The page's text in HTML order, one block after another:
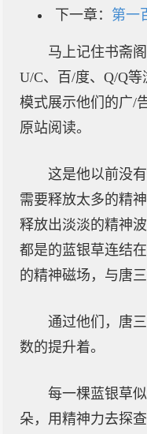
下一章： 第一
马上记住书斋
U/C、百/度、Q/Q
模式展示他们的广/
原站阅读。
这是他以前没
需要释放太多的精
释放出淡淡的精神
都是的蓝银草连结
的精神磁场，与唐
通过他们，唐
数的提升着。
每一棵蓝银草
朵，用精神力去探